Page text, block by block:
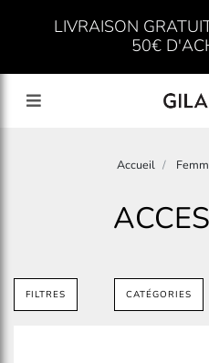
LIVRAISON
50€
Accueil
FILTRES CATÉGORIES